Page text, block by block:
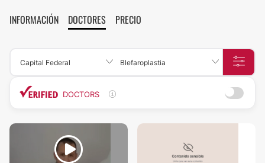
INFORMACIÓN DOCTORES PRECIO
Capital Federal Blefaroplastia
DOCTORS